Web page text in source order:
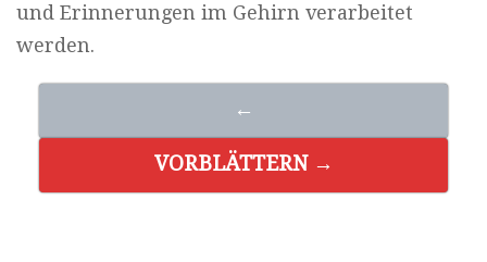
und Erinnerungen im Gehirn verarbeitet
werden.
←
VORBLÄTTERN →